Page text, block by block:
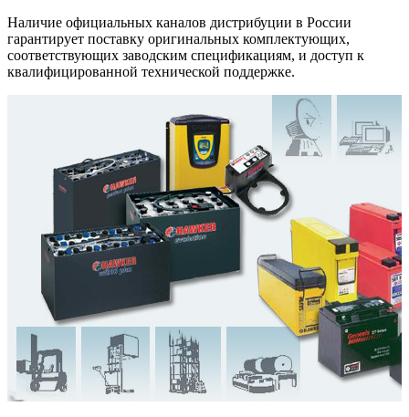
Наличие официальных каналов дистрибуции в России
гарантирует поставку оригинальных комплектующих,
соответствующих заводским спецификациям, и доступ к
квалифицированной технической поддержке.